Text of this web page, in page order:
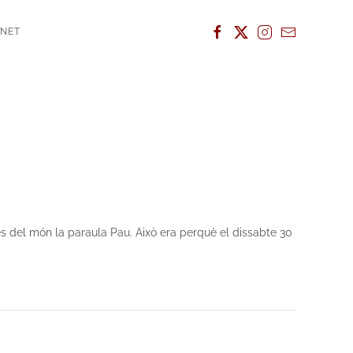
del món la paraula Pau. Això era perquè el dissabte 30